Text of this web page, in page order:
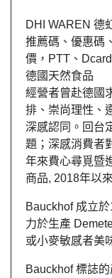
DHI WAREN 德
推薦碼、優惠碼
價，PTT、
德國天然食品
經營者曾赴德國
排、崇尚理性、
深感認同。回台
題；深感消費者
年來費心尋覓暨
商品, 2018年以
Bauckhof 成立
力於生產
或小麥敏感者美
Bauckhof 標誌